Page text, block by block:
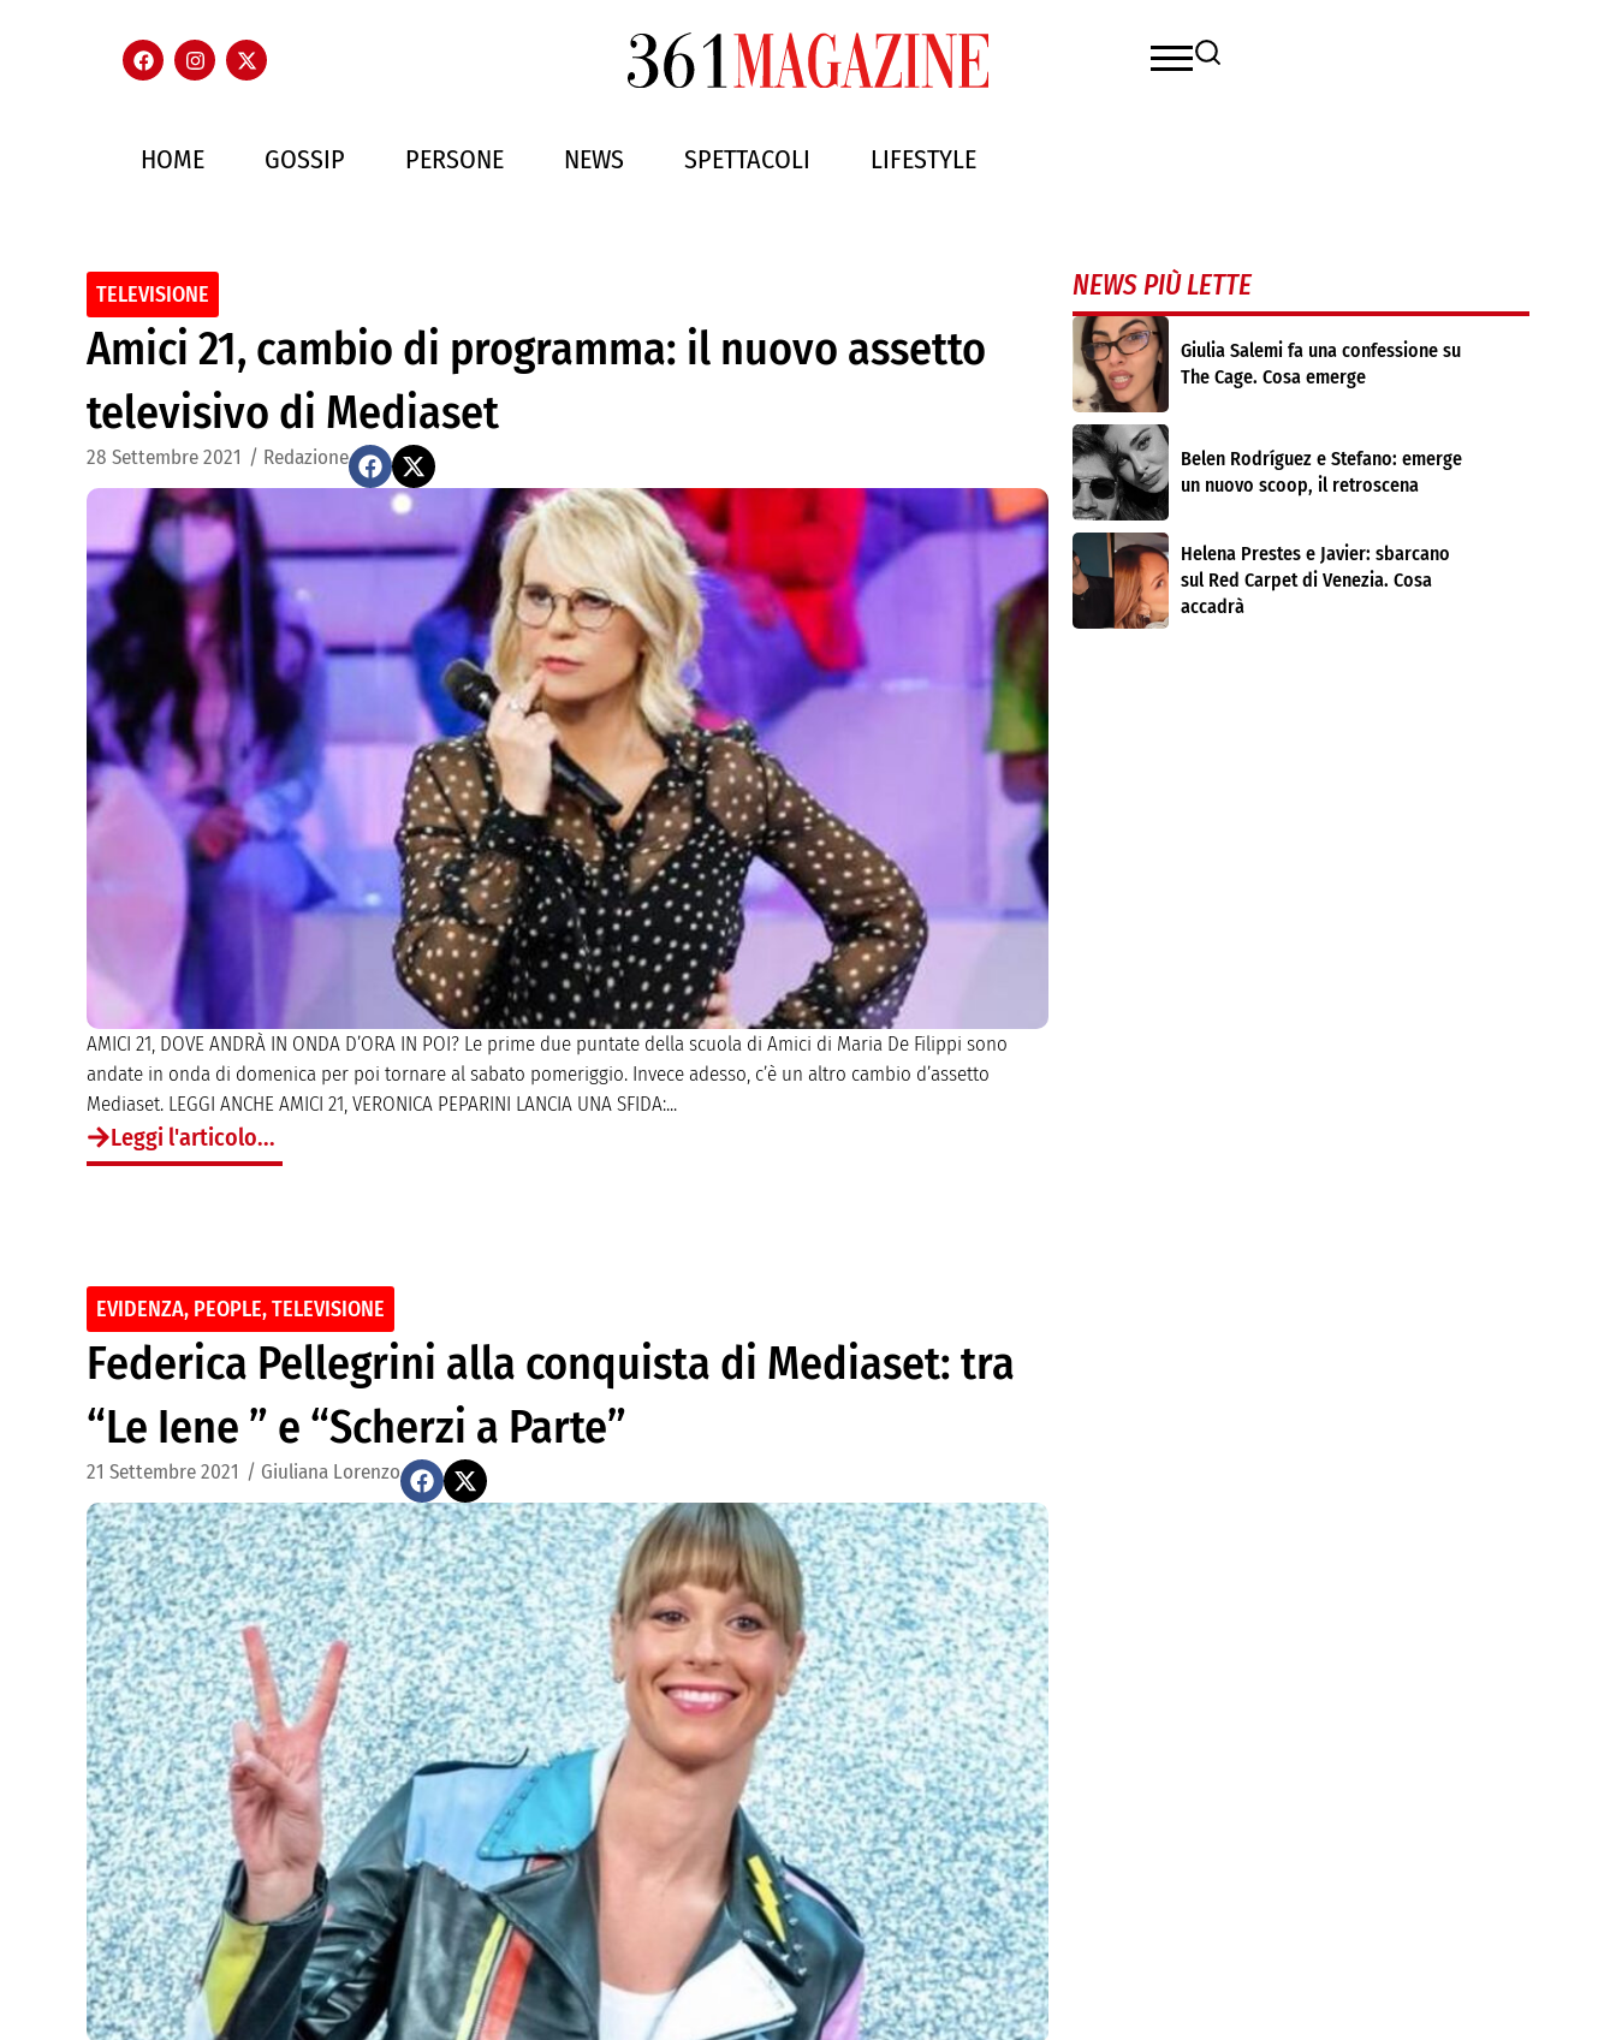
HOME GOSSIP PERSONE NEWS SPETTACOLI LIFESTYLE
TELEVISIONE
Amici 21, cambio di programma: il nuovo assetto
televisivo di Mediaset
28 Settembre 2021 / Redazione
AMICI 21, DOVE ANDRÀ IN ONDA D’ORA IN POI? Le prime due puntate della scuola di Amici di Maria De Filippi sono
andate in onda di domenica per poi tornare al sabato pomeriggio. Invece adesso, c’è un altro cambio d’assetto
Mediaset. LEGGI ANCHE AMICI 21, VERONICA PEPARINI LANCIA UNA SFIDA:...
Leggi l'articolo...
EVIDENZA, PEOPLE,TELEVISIONE
Federica Pellegrini alla conquista di Mediaset: tra
“Le Iene ” e “Scherzi a Parte”
21 Settembre 2021 / Giuliana Lorenzo
NEWS PIÙ LETTE
Giulia Salemi fa una confessione su
The Cage. Cosa emerge
Belen Rodríguez e Stefano: emerge
un nuovo scoop, il retroscena
Helena Prestes e Javier: sbarcano
sul Red Carpet di Venezia. Cosa
accadrà